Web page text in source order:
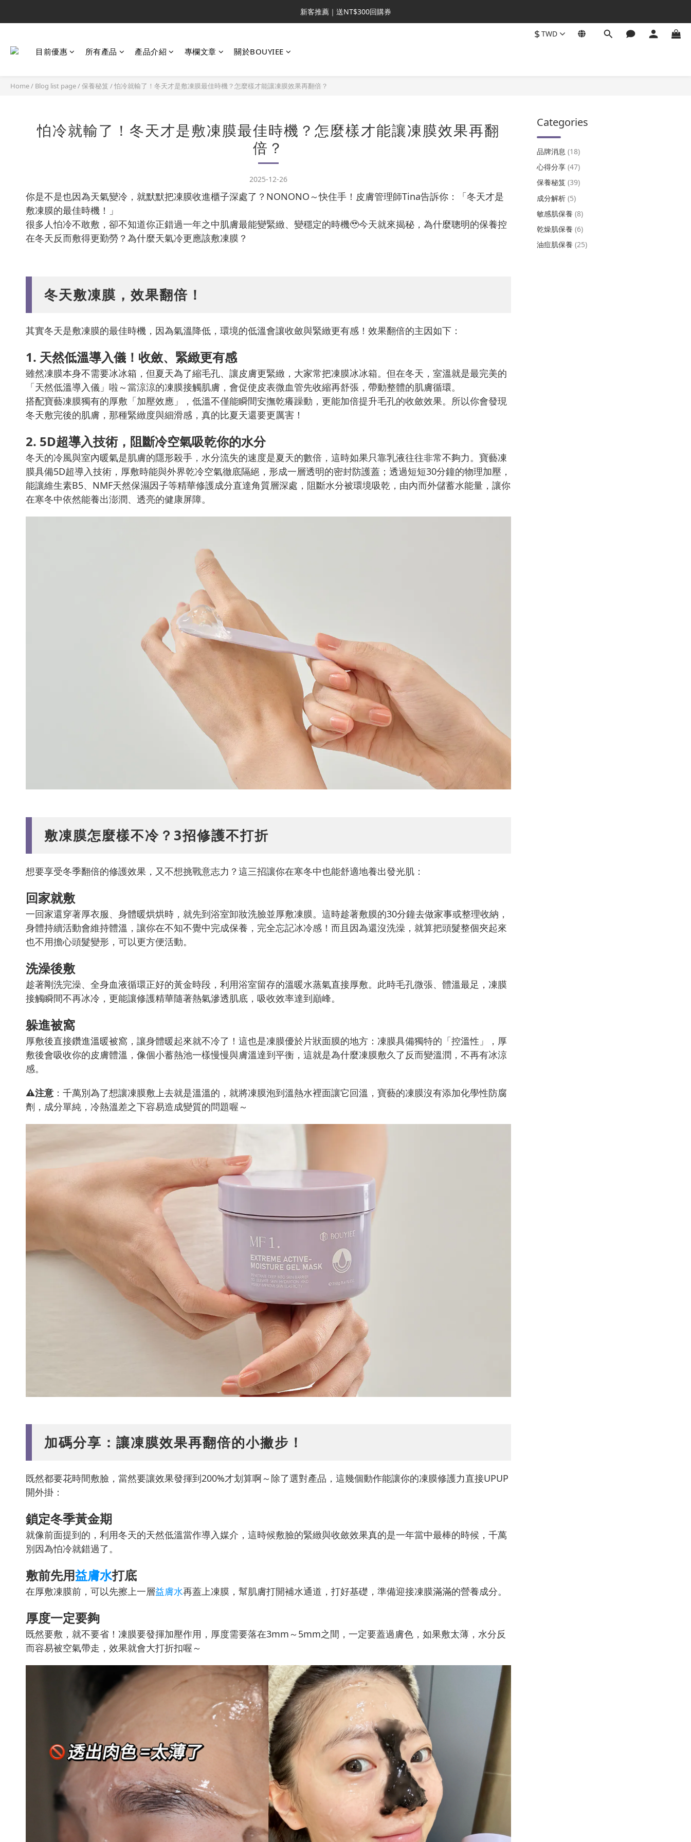
新客推薦｜送NT$300回購券
新客推薦｜送NT$300回購券
新客推薦｜送NT$300回購券
$TWD
目前優惠 所有產品 產品介紹 專欄文章 關於BOUYIEE
Home/ Blog list page/保養秘笈 /怕冷就輸了！冬天才是敷凍膜最佳時機？怎麼樣才能讓凍膜效果再翻倍？
怕冷就輸了！冬天才是敷凍膜最佳時機？怎麼樣才能讓凍膜效果再翻
倍？
2025-12-26
你是不是也因為天氣變冷，就默默把凍膜收進櫃子深處了？NONONO～快住手！皮膚管理師Tina告訴你：「冬天才是
敷凍膜的最佳時機！」
很多人怕冷不敢敷，卻不知道你正錯過一年之中肌膚最能變緊緻、變穩定的時機🥹今天就來揭秘，為什麼聰明的保養控
在冬天反而敷得更勤勞？為什麼天氣冷更應該敷凍膜？
冬天敷凍膜，效果翻倍！
其實冬天是敷凍膜的最佳時機，因為氣溫降低，環境的低溫會讓收斂與緊緻更有感！效果翻倍的主因如下：
1. 天然低溫導入儀！收斂、緊緻更有感
雖然凍膜本身不需要冰冰箱，但夏天為了縮毛孔、讓皮膚更緊緻，大家常把凍膜冰冰箱。但在冬天，室溫就是最完美的
「天然低溫導入儀」啦～當涼涼的凍膜接觸肌膚，會促使皮表微血管先收縮再舒張，帶動整體的肌膚循環。
搭配寶藝凍膜獨有的厚敷「加壓效應」，低溫不僅能瞬間安撫乾癢躁動，更能加倍提升毛孔的收斂效果。所以你會發現
冬天敷完後的肌膚，那種緊緻度與細滑感，真的比夏天還要更厲害！
2. 5D超導入技術，阻斷冷空氣吸乾你的水分
冬天的冷風與室內暖氣是肌膚的隱形殺手，水分流失的速度是夏天的數倍，這時如果只靠乳液往往非常不夠力。寶藝凍
膜具備5D超導入技術，厚敷時能與外界乾冷空氣徹底隔絕，形成一層透明的密封防護蓋；透過短短30分鐘的物理加壓，
能讓維生素B5、NMF天然保濕因子等精華修護成分直達角質層深處，阻斷水分被環境吸乾，由內而外儲蓄水能量，讓你
在寒冬中依然能養出澎潤、透亮的健康屏障。
敷凍膜怎麼樣不冷？3招修護不打折
想要享受冬季翻倍的修護效果，又不想挑戰意志力？這三招讓你在寒冬中也能舒適地養出發光肌：
回家就敷
一回家還穿著厚衣服、身體暖烘烘時，就先到浴室卸妝洗臉並厚敷凍膜。這時趁著敷膜的30分鐘去做家事或整理收納，
身體持續活動會維持體溫，讓你在不知不覺中完成保養，完全忘記冰冷感！而且因為還沒洗澡，就算把頭髮整個夾起來
也不用擔心頭髮變形，可以更方便活動。
洗澡後敷
趁著剛洗完澡、全身血液循環正好的黃金時段，利用浴室留存的溫暖水蒸氣直接厚敷。此時毛孔微張、體溫最足，凍膜
接觸瞬間不再冰冷，更能讓修護精華隨著熱氣滲透肌底，吸收效率達到巔峰。
躲進被窩
厚敷後直接鑽進溫暖被窩，讓身體暖起來就不冷了！這也是凍膜優於片狀面膜的地方：凍膜具備獨特的「控溫性」，厚
敷後會吸收你的皮膚體溫，像個小蓄熱池一樣慢慢與膚溫達到平衡，這就是為什麼凍膜敷久了反而變溫潤，不再有冰涼
感。
⚠️注意 ：千萬別為了想讓凍膜敷上去就是溫溫的，就將凍膜泡到溫熱水裡面讓它回溫，寶藝的凍膜沒有添加化學性防腐
劑，成分單純，冷熱溫差之下容易造成變質的問題喔～
加碼分享：讓凍膜效果再翻倍的小撇步！
既然都要花時間敷臉，當然要讓效果發揮到200%才划算啊～除了選對產品，這幾個動作能讓你的凍膜修護力直接UPUP
開外掛：
鎖定冬季黃金期
就像前面提到的，利用冬天的天然低溫當作導入媒介，這時候敷臉的緊緻與收斂效果真的是一年當中最棒的時候，千萬
別因為怕冷就錯過了。
敷前先用益膚水打底
在厚敷凍膜前，可以先擦上一層益膚水再蓋上凍膜，幫肌膚打開補水通道，打好基礎，準備迎接凍膜滿滿的營養成分。
厚度一定要夠
既然要敷，就不要省！凍膜要發揮加壓作用，厚度需要落在3mm～5mm之間，一定要蓋過膚色，如果敷太薄，水分反
而容易被空氣帶走，效果就會大打折扣喔～
Categories
品牌消息 (18)
心得分享 (47)
保養秘笈 (39)
成分解析 (5)
敏感肌保養 (8)
乾燥肌保養 (6)
油痘肌保養 (25)